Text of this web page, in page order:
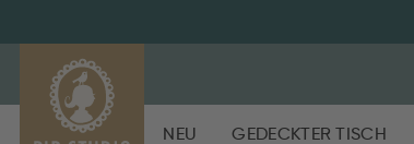
NEU GEDECKTER TISCH